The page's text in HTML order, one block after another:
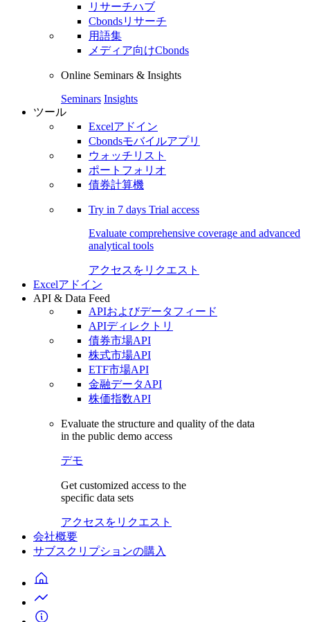
リサーチハブ
Cbondsリサーチ
用語集
メディア向けCbonds
Online Seminars & Insights
Seminars Insights
ツール
Excelアドイン
Cbondsモバイルアプリ
ウォッチリスト
ポートフォリオ
債券計算機
Try in 7 days Trial access
Evaluate comprehensive coverage and advanced
analytical tools
アクセスをリクエスト
Excelアドイン
API & Data Feed
APIおよびデータフィード
APIディレクトリ
債券市場API
株式市場API
ETF市場API
金融データAPI
株価指数API
Evaluate the structure and quality of the data
in the public demo access
デモ
Get customized access to the
specific data sets
アクセスをリクエスト
会社概要
サブスクリプションの購入